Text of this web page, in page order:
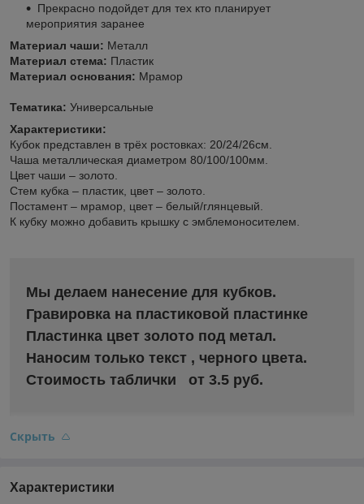
Прекрасно подойдет для тех кто планирует
мероприятия заранее
Материал чаши: Металл
Материал стема: Пластик
Материал основания: Мрамор
Тематика: Универсальные
Характеристики:
Кубок представлен в трёх ростовках: 20/24/26см.
Чаша металлическая диаметром 80/100/100мм.
Цвет чаши – золото.
Стем кубка – пластик, цвет – золото.
Постамент – мрамор, цвет – белый/глянцевый.
К кубку можно добавить крышку с эмблемоносителем.
Мы делаем нанесение для кубков.
Гравировка на пластиковой пластинке
Пластинка цвет золото под метал.
Наносим только текст , черного цвета.
Стоимость таблички от 3.5 руб.
Скрыть
Характеристики